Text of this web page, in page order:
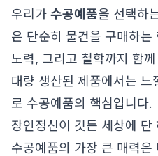
우리가 수공예품을 선택하
은 단순히 물건을 구매하
노력, 그리고 철학까지 함
대량 생산된 제품에서는
로 수공예품의 핵심입니다.
장인정신이 깃든 세상에 단
수공예품의 가장 큰 매력